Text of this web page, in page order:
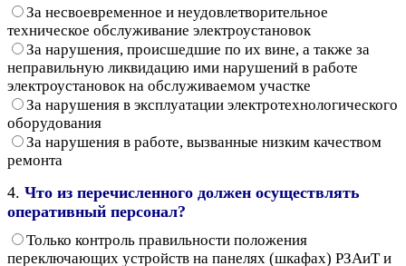
За несвоевременное и неудовлетворительное
техническое обслуживание электроустановок
За нарушения, происшедшие по их вине, а также за
неправильную ликвидацию ими нарушений в работе
электроустановок на обслуживаемом участке
За нарушения в эксплуатации электротехнологического
оборудования
За нарушения в работе, вызванные низким качеством
ремонта
4. Что из перечисленного должен осуществлять
оперативный персонал?
Только контроль правильности положения
переключающих устройств на панелях (шкафах) РЗАиТ и